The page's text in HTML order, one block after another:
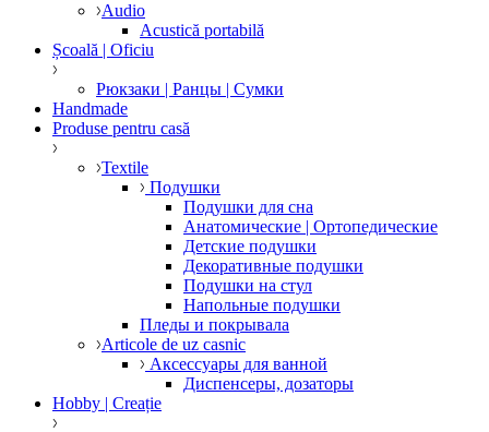
Audio
Acustică portabilă
Școală | Oficiu
Рюкзаки | Ранцы | Сумки
Handmade
Produse pentru casă
Textile
Подушки
Подушки для сна
Анатомические | Ортопедические
Детские подушки
Декоративные подушки
Подушки на стул
Напольные подушки
Пледы и покрывала
Articole de uz casnic
Аксессуары для ванной
Диспенсеры, дозаторы
Hobby | Creație